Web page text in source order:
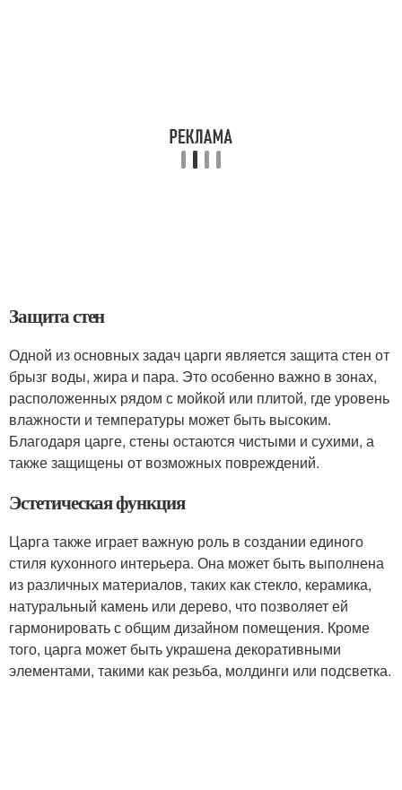
Защита стен
Одной из основных задач царги является защита стен от
брызг воды, жира и пара. Это особенно важно в зонах,
расположенных рядом с мойкой или плитой, где уровень
влажности и температуры может быть высоким.
Благодаря царге, стены остаются чистыми и сухими, а
также защищены от возможных повреждений.
Эстетическая функция
Царга также играет важную роль в создании единого
стиля кухонного интерьера. Она может быть выполнена
из различных материалов, таких как стекло, керамика,
натуральный камень или дерево, что позволяет ей
гармонировать с общим дизайном помещения. Кроме
того, царга может быть украшена декоративными
элементами, такими как резьба, молдинги или подсветка.